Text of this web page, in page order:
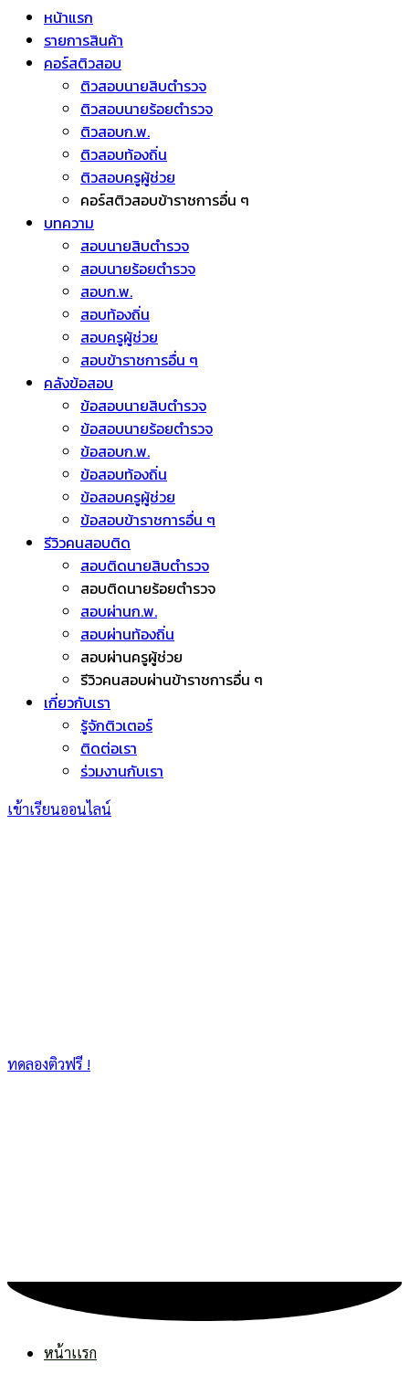
หน้าแรก
รายการสินค้า
คอร์สติวสอบ
ติวสอบนายสิบตำรวจ
ติวสอบนายร้อยตำรวจ
ติวสอบก.พ.
ติวสอบท้องถิ่น
ติวสอบครูผู้ช่วย
คอร์สติวสอบข้าราชการอื่น ๆ
บทความ
สอบนายสิบตำรวจ
สอบนายร้อยตำรวจ
สอบก.พ.
สอบท้องถิ่น
สอบครูผู้ช่วย
สอบข้าราชการอื่น ๆ
คลังข้อสอบ
ข้อสอบนายสิบตำรวจ
ข้อสอบนายร้อยตำรวจ
ข้อสอบก.พ.
ข้อสอบท้องถิ่น
ข้อสอบครูผู้ช่วย
ข้อสอบข้าราชการอื่น ๆ
รีวิวคนสอบติด
สอบติดนายสิบตำรวจ
สอบติดนายร้อยตำรวจ
สอบผ่านก.พ.
สอบผ่านท้องถิ่น
สอบผ่านครูผู้ช่วย
รีวิวคนสอบผ่านข้าราชการอื่น ๆ
เกี่ยวกับเรา
รู้จักติวเตอร์
ติดต่อเรา
ร่วมงานกับเรา
เข้าเรียนออนไลน์
ทดลองติวฟรี !
หน้าเเรก